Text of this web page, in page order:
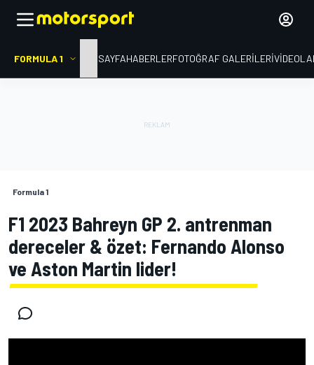
FORMULA 1 ANA SAYFAHABERLERFOTOĞRAF GALERILERI
Formula 1
F1 2023 Bahreyn GP 2. antrenman
dereceler & özet: Fernando Alonso
ve Aston Martin lider!